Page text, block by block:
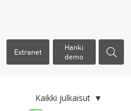
Extranet
Hanki
demo
Kaikki julkaisut